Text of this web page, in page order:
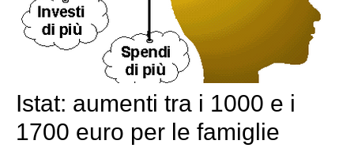
Istat: aumenti tra i 1000 e i
1700 euro per le famiglie